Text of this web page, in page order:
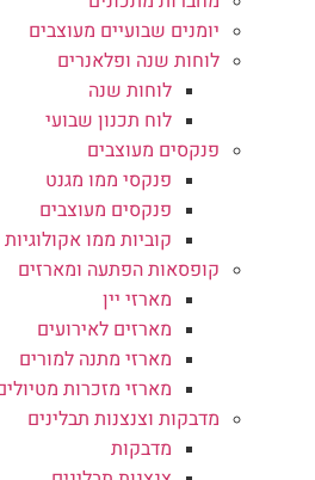
יומנים שבועיים מעוצבים
לוחות שנה ופלאנרים
לוחות שנה
לוח תכנון שבועי
פנקסים מעוצבים
פנקסי ממו מגנט
פנקסים מעוצבים
קוביות ממו אקולוגיות
קופסאות הפתעה ומארזים
מארזי יין
מארזים לאירועים
מארזי מתנה למורים
מארזי מזכרות מטיולים
מדבקות וצנצנות תבלינים
מדבקות